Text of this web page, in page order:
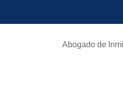
Abogado de